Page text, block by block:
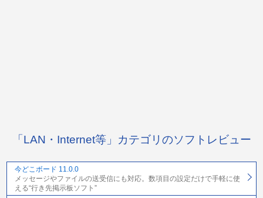
「LAN・Internet等」カテゴリのソフトレビュー
今どこボード 11.0.0
メッセージやファイルの送受信にも対応。数項目の設定だけで手軽に使
える“行き先掲示板ソフト”